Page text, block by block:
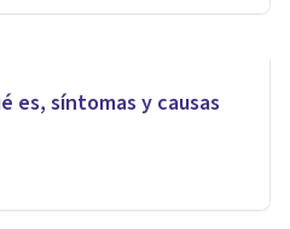
es, síntomas y causas